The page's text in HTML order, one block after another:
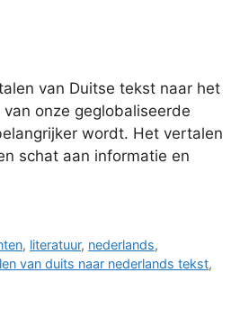
van Duitse tekst naar het
onze geglobaliseerde
wordt. Het vertalen
schat aan informatie en
, literatuur, nederlands,
van duits naar nederlands tekst,